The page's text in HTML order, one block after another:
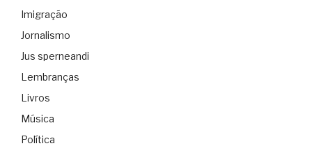
Imigração
Jornalismo
Jus sperneandi
Lembranças
Livros
Música
Política